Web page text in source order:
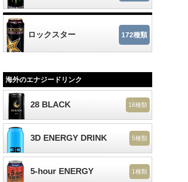
ロックスター 172種類
海外のエナジードリンク
28 BLACK 18種類
3D ENERGY DRINK 5種類
5-hour ENERGY 1種類